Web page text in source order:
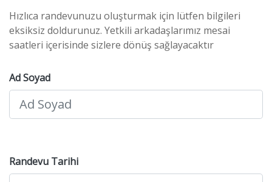
Hızlıca randevunuzu oluşturmak için lütfen bilgileri
eksiksiz doldurunuz. Yetkili arkadaşlarımız mesai
saatleri içerisinde sizlere dönüş sağlayacaktır
Ad Soyad
Randevu Tarihi